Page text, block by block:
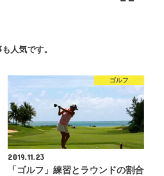
人気です。
ゴルフ
2019.11.23
「ゴルフ」練習とラウンドの割合